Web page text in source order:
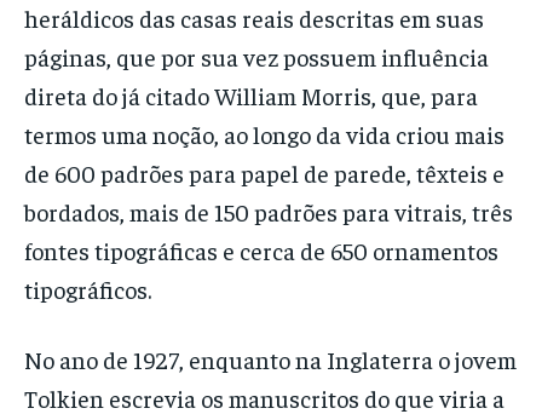
heráldicos das casas reais descritas em suas
páginas, que por sua vez possuem influência
direta do já citado William Morris, que, para
termos uma noção, ao longo da vida criou mais
de 600 padrões para papel de parede, têxteis e
bordados, mais de 150 padrões para vitrais, três
fontes tipográficas e cerca de 650 ornamentos
tipográficos.
No ano de 1927, enquanto na Inglaterra o jovem
Tolkien escrevia os manuscritos do que viria a